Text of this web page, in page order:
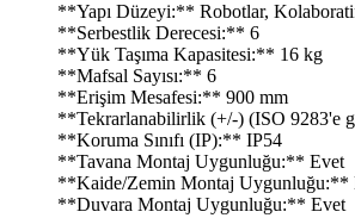
**Yapı Düzeyi:** Robotlar,
**Serbestlik Derecesi:** 6
**Yük Taşıma Kapasitesi:** 16 kg
**Mafsal Sayısı:** 6
**Erişim Mesafesi:** 900 mm
**Tekrarlanabilirlik (+/-) (ISO 9283'e
**Koruma Sınıfı (IP):** IP54
**Tavana Montaj Uygunluğu:** Evet
**Kaide/Zemin Montaj Uygunluğu:**
**Duvara Montaj Uygunluğu:** Evet